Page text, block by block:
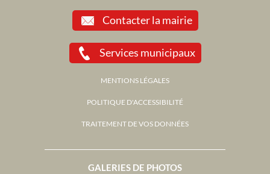
GALERIES DE PHOTOS
Contacter la mairie
Services municipaux
MENTIONS LÉGALES
POLITIQUE D'ACCESSIBILITÉ
TRAITEMENT DE VOS DONNÉES